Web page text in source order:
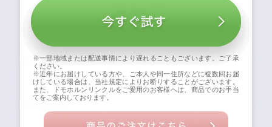
※一部地域または配送事情により遅れることもございます。ご了承
ください。
※近年にお届けしている方や、ご本人や同一住所などに複数回お届
けしている場合は、当社規定によりお断りすることがございます。
また、ドモホルンリンクルをご愛用のお客様へは、商品でのお手当
てをご案内しております。